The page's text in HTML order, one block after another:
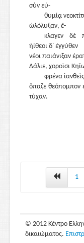
σὺν εὐ-
θυμίᾳ
ὠλόλυξαν, ἔ-
κλαγεν δὲ
ἠίθεοι δ᾽ ἐγγύθεν
νέοι παιάνιξαν
Δάλιε, χοροῖσι
φρένα ἰανθεὶς
ὄπαζε θεόπομπον
τύχαν.
1
© 2012 Κέντρο
δικαιώματος.